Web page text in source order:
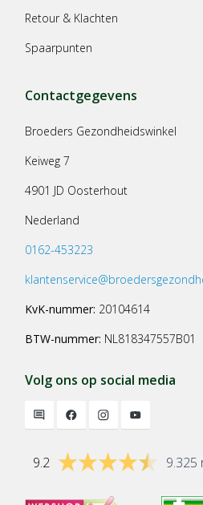
Retour & Klachten
Spaarpunten
Contactgegevens
Broeders Gezondheidswinkel
Keiweg 7
4901 JD Oosterhout
Nederland
0162-453223
KvK-nummer: 20104614
BTW-nummer: NL818347557B01
Volg ons op social media
9.2 9.325